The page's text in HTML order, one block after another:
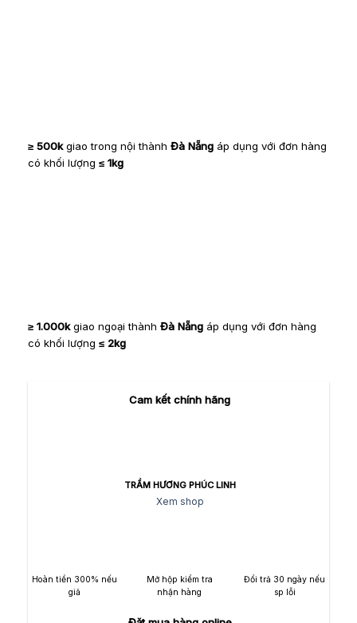
≥ 500kgiao trong nội thành Đà Nẵngáp dụng với đơn hàng
có khối lượng ≤ 1kg
≥ 1.000kgiao ngoại thành Đà Nẵngáp dụng với đơn hàng
có khối lượng ≤ 2kg
Cam kết chính hãng
TRẦM HƯƠNG PHÚC LINH
Xem shop
Hoàn tiền 300% nếu
giả
Mở hộp kiểm tra
nhận hàng
Đổi trả 30 ngày nếu
sp lỗi